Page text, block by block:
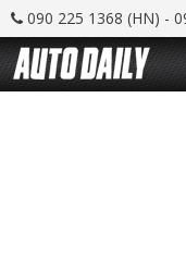
090 225 1368 (HN) -